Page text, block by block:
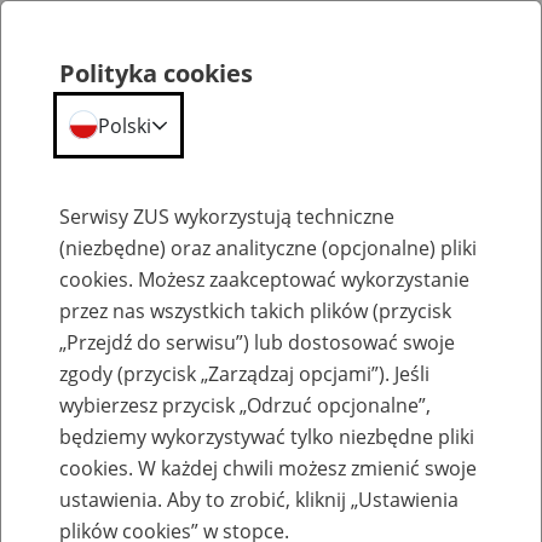
Szkolenia
Zaproś ZUS do siebie: Aktywni 50+
Polityka cookies
Polski
Serwisy ZUS wykorzystują techniczne
(niezbędne) oraz analityczne (opcjonalne) pliki
cookies. Możesz zaakceptować wykorzystanie
przez nas wszystkich takich plików (przycisk
„Przejdź do serwisu”) lub dostosować swoje
zgody (przycisk „Zarządzaj opcjami”). Jeśli
wybierzesz przycisk „Odrzuć opcjonalne”,
będziemy wykorzystywać tylko niezbędne pliki
cookies. W każdej chwili możesz zmienić swoje
ustawienia. Aby to zrobić, kliknij „Ustawienia
plików cookies” w stopce.